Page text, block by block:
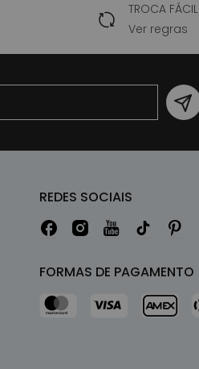
TROCA FÁCIL
Ver regras
REDES SOCIAIS
FORMAS DE PAGAMENTO